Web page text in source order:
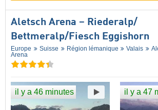
Aletsch Arena – Riederalp/​
Bettmeralp/​Fiesch Eggishorn
Europe Suisse Région lémanique Valais
Arena
il y a 46 minutes il y a 47